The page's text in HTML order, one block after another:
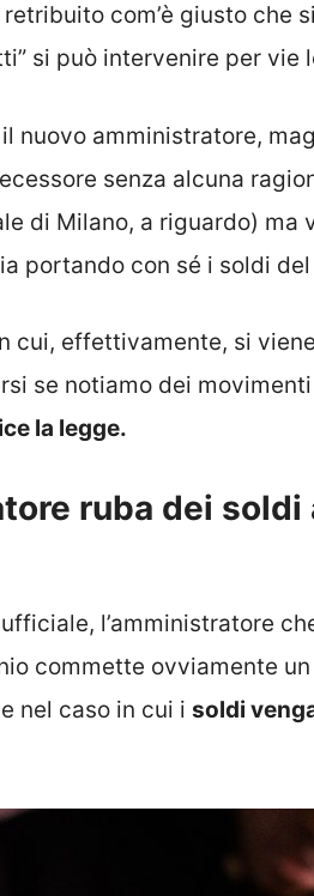
com’è giusto che
si può intervenire per vie
nuovo amministratore,
senza alcuna
di Milano, a riguardo) ma
portando con sé i soldi
cui, effettivamente, si
se notiamo dei movimenti
la legge.
ruba dei soldi
l’amministratore
commette ovviamente
nel caso in cui i soldi